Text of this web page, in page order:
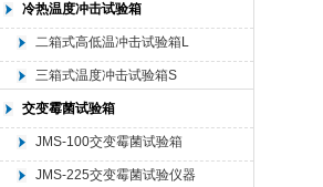
冷热温度冲击试验箱
二箱式高低温冲击试验箱L
三箱式温度冲击试验箱S
交变霉菌试验箱
JMS-100交变霉菌试验箱
JMS-225交变霉菌试验仪器